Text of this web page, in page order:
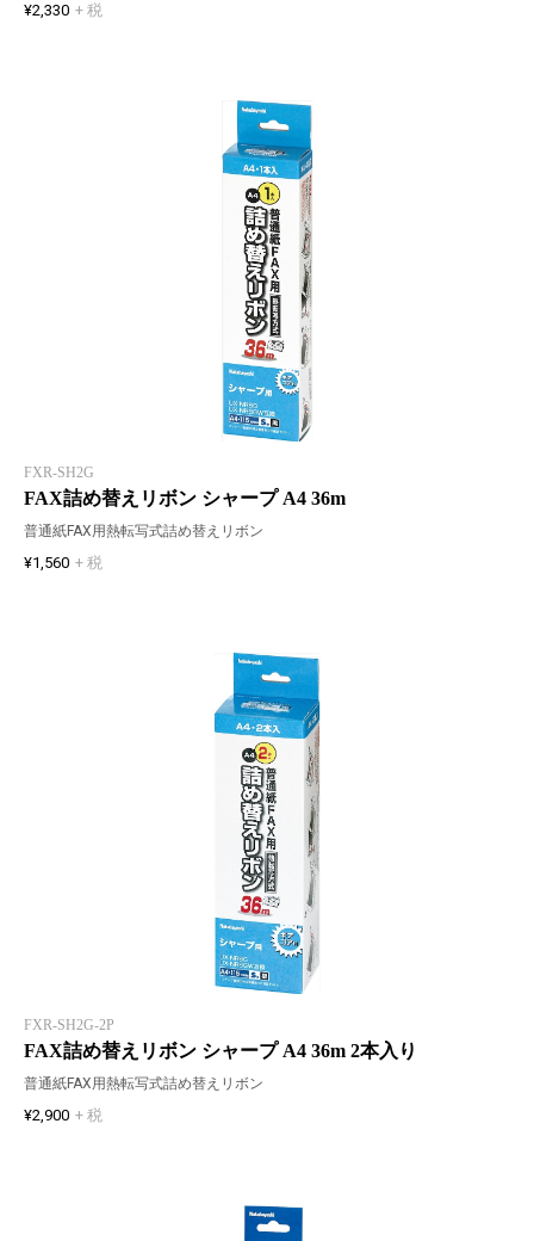
¥2,330 + 税
FXR-SH2G
FAX詰め替えリボン シャープ A4 36m
普通紙FAX用熱転写式詰め替えリボン
¥1,560 + 税
FXR-SH2G-2P
FAX詰め替えリボン シャープ A4 36m 2本入り
普通紙FAX用熱転写式詰め替えリボン
¥2,900 + 税